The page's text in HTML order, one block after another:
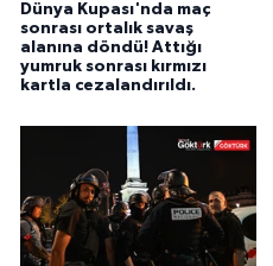
Dünya Kupası'nda maç
sonrası ortalık savaş
alanına döndü! Attığı
yumruk sonrası kırmızı
kartla cezalandırıldı.